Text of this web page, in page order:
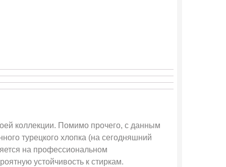
коллекции. Помимо прочего, с данным
турецкого хлопка (на сегодняшний
на профессиональном
устойчивость к стиркам.